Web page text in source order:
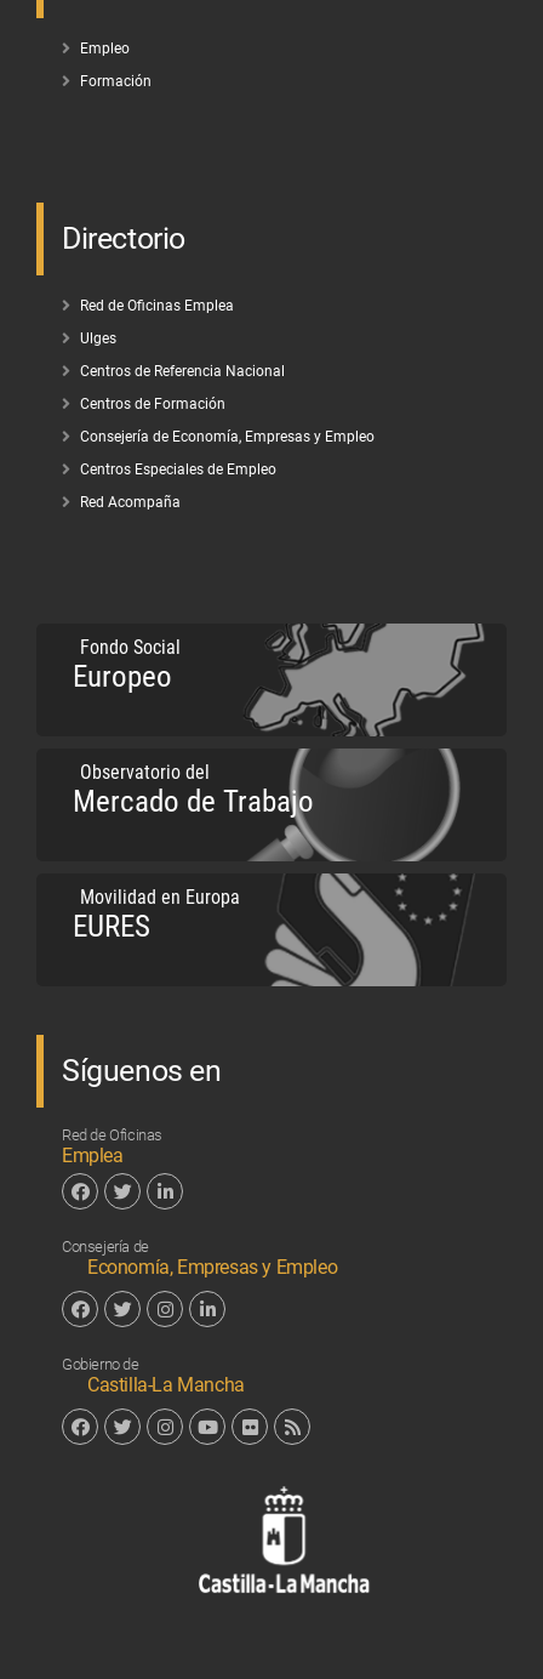
Empleo
Formación
Directorio
Red de Oficinas Emplea
Ulges
Centros de Referencia Nacional
Centros de Formación
Consejería de Economía, Empresas y Empleo
Centros Especiales de Empleo
Red Acompaña
Fondo Social
Europeo
Observatorio del
Mercado de Trabajo
Movilidad en Europa
EURES
Síguenos en
Red de Oficinas
Emplea
Consejería de
Economía, Empresas y Empleo
Gobierno de
Castilla-La Mancha